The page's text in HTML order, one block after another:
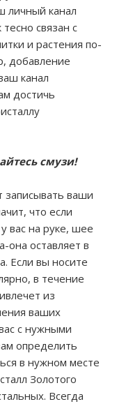
личный канал
связан с
и растения по-
добавление
канал
достичь
смузи!
записывать ваши
что если
вас на руке, шее
она оставляет в
Если вы носите
в течение
из
ваших
с нужными
определить
в нужном месте
Золотого
Всегда